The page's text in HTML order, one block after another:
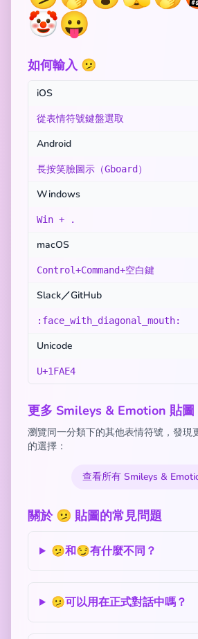
🤡😛
如何輸入 🫤
iOS
從表情符號鍵盤選取
Android
長按笑臉圖示（Gboard）
Windows
Win + .
macOS
Control+Command+空白鍵
Slack／GitHub
:face_with_diagonal_mouth:
Unicode
U+1FAE4
更多 Smileys & Emotion 貼圖
瀏覽同一分類下的其他表情符號，發現
的選擇：
查看所有 Smileys &
關於 🫤 貼圖的常見問題
🫤和😏有什麼不同？
🫤可以用在正式對話中嗎？